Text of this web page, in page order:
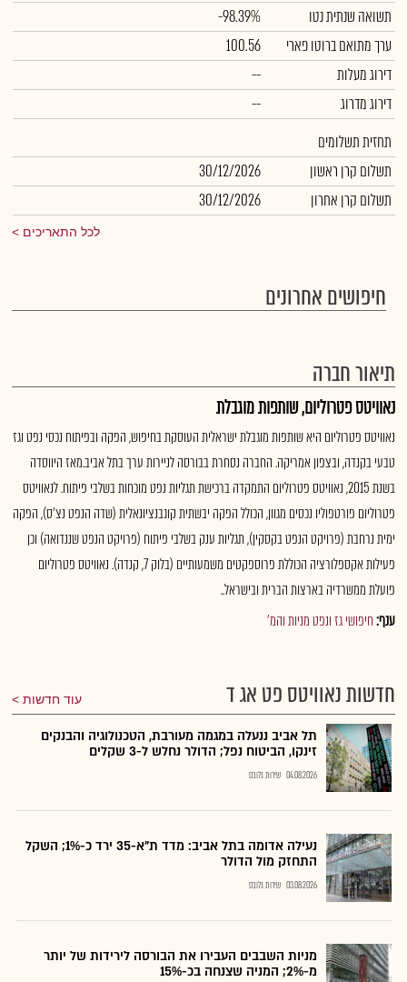
תשואה שנתית נטו
-98.39%
ערך מתואם ברוטו פארי
100.56
דירוג מעלות
--
דירוג מדרוג
--
תחזית תשלומים
תשלום קרן ראשון
30/12/2026
תשלום קרן אחרון
30/12/2026
לכל התאריכים
חיפושים אחרונים
תיאור חברה
נאוויטס פטרוליום, שותפות מוגבלת
נאוויטס פטרוליום היא שותפות מוגבלת ישראלית העוסקת בחיפוש, הפקה ובפיתוח נכסי נפט וגז
טבעי בקנדה, ובצפון אמריקה. החברה נסחרת בבורסה לניירות ערך בתל אביב.מאז היווסדה
בשנת 2015, נאוויטס פטרוליום התמקדה ברכישת תגליות נפט מוכחות בשלבי פיתוח. לנאוויטס
פטרוליום פורטפוליו נכסים מגוון, הכולל הפקה יבשתית קונבנציונאלית (שדה הנפט נצ'ס), הפקה
ימית נרחבת (פרויקט הנפט בקסקין), תגליות ענק בשלבי פיתוח (פרויקט הנפט שננדואה) וכן
פעילות אקספלורציה הכוללת פרוספקטים משמעותיים (בלוק 7, קנדה). נאוויטס פטרוליום
פועלת ממשרדיה בארצות הברית ובישראל..
ענף:חיפושי גז ונפט מניות והמ'
חדשות נאוויטס פט אג ד עוד חדשות
תל אביב ננעלה במגמה מעורבת, הטכנולוגיה והבנקים
זינקו, הביטוח נפל; הדולר נחלש ל-3 שקלים
04.08.2026 שירות גלובס
נעילה אדומה בתל אביב: מדד ת"א-35 ירד כ-1%; השקל
התחזק מול הדולר
03.08.2026 שירות גלובס
מניות השבבים העבירו את הבורסה לירידות של יותר
מ-2%; המניה שצנחה בכ-15%